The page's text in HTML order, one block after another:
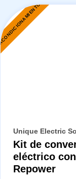
REACONDICIONAMIENTO
Unique Electric
Kit de
eléctrico
Repower